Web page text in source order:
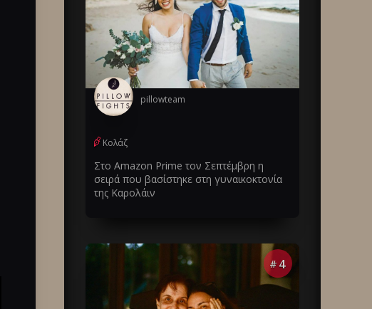
pillowteam
Κολάζ
Στο Amazon Prime τον Σεπτέμβρη η
σειρά που βασίστηκε στη γυναικοκτονία
της Καρολάιν
# 4